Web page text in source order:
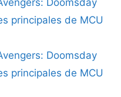
principales de MCU
Doomsday
principales de MCU